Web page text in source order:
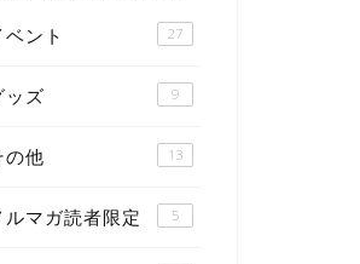
ント 27
ッズ 9
の他 13
マガ読者限定 5